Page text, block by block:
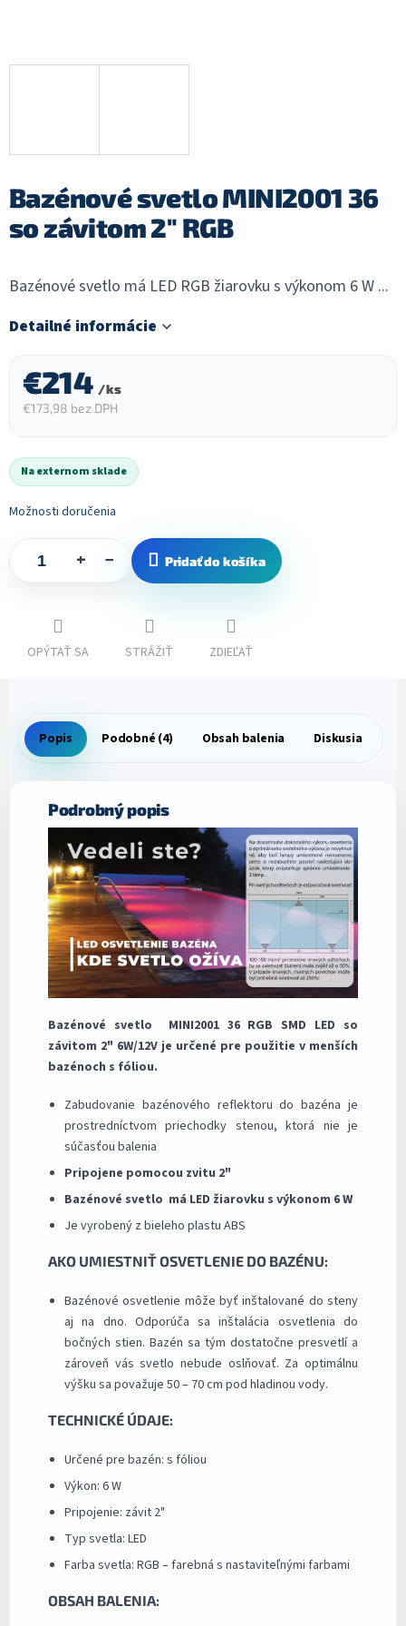
Bazénové svetlo MINI2001 36
so závitom 2" RGB
Bazénové svetlo má LED RGB žiarovku s výkonom 6 W ...
Detailné informácie
€214 / ks
€173,98 bez DPH
Na externom sklade
Možnosti doručenia
+ − Pridať do košíka
OPÝTAŤ SA STRÁŽIŤ ZDIEĽAŤ
Popis Podobné (4) Obsah balenia Diskusia
Podrobný popis
Bazénové svetlo MINI2001 36 RGB SMD LED so
závitom 2" 6W/12V je určené pre použitie v menších
bazénoch s fóliou.
Zabudovanie bazénového reflektoru do bazéna je
prostredníctvom priechodky stenou, ktorá nie je
súčasťou balenia
Pripojene pomocou zvitu 2"
Bazénové svetlo má LED žiarovku s výkonom 6 W
Je vyrobený z bieleho plastu ABS
AKO UMIESTNIŤ OSVETLENIE DO BAZÉNU:
Bazénové osvetlenie môže byť inštalované do steny
aj na dno. Odporúča sa inštalácia osvetlenia do
bočných stien. Bazén sa tým dostatočne presvetlí a
zároveň vás svetlo nebude oslňovať. Za optimálnu
výšku sa považuje 50 – 70 cm pod hladinou vody.
TECHNICKÉ ÚDAJE:
Určené pre bazén: s fóliou
Výkon: 6 W
Pripojenie: závit 2"
Typ svetla: LED
Farba svetla: RGB – farebná s nastaviteľnými farbami
OBSAH BALENIA: